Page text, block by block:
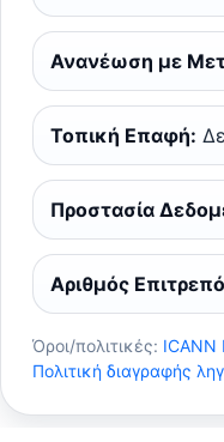
Ανανέωση με
Τοπική Επαφή:
Προστασία
Αριθμός
Όροι/πολιτικές: ICANN
Πολιτική διαγραφής